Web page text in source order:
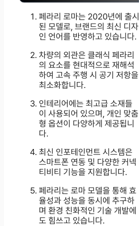
페라리 로마는 2020년에 출시
된 모델로, 브랜드의 최신 디자
인 언어를 반영하고 있습니다.
차량의 외관은 클래식 페라리
의 요소를 현대적으로 재해석
하여 고속 주행 시 공기 저항을
최소화합니다.
인테리어에는 최고급 소재들
이 사용되어 있으며, 개인 맞춤
형 옵션이 다양하게 제공됩니
다.
최신 인포테인먼트 시스템은
스마트폰 연동 및 다양한 커넥
티비티 기능을 지원합니다.
페라리는 로마 모델을 통해 효
율성과 성능을 동시에 추구하
며 환경 친화적인 기술 개발에
도 힘쓰고 있습니다.